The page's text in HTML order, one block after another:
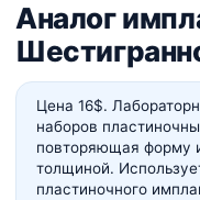
Аналог
Цена 16$.
наборов
повторяющая форму
толщиной.
пластиночного